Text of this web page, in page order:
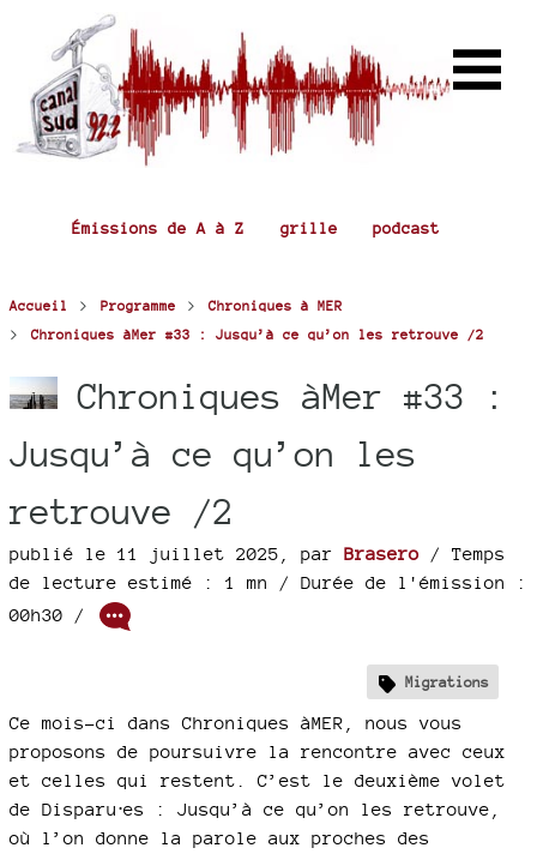
Émissions de A à Z grille podcast
Accueil > Programme > Chroniques à MER
> Chroniques àMer #33 : Jusqu’à ce qu’on les retrouve /2
Chroniques àMer #33 :
Jusqu’à ce qu’on les
retrouve /2
publié le 11 juillet 2025 par Brasero / Temps
de lecture estimé : 1 mn / Durée de l'émission :
00h30 /
Migrations
Ce mois-ci dans Chroniques àMER, nous vous
proposons de poursuivre la rencontre avec ceux
et celles qui restent. C’est le deuxième volet
de Disparu⋅es : Jusqu’à ce qu’on les retrouve,
où l’on donne la parole aux proches des